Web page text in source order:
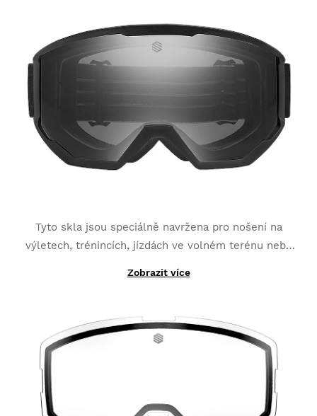
Tyto skla jsou speciálně navržena pro nošení na
výletech, trénincích, jízdách ve volném terénu nebo
Naše fotochromatická skla, navržená pro tvé Siroko
1 do kategorie 3 a přizpůsobují se světelným
podmínkám jakéhokoli prostředí
anti-fog
úpravu a zesílenou ochranu proti poškrábání.
Zobrazit více